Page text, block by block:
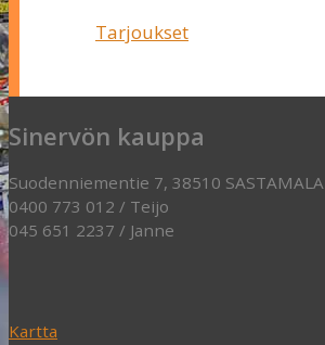
Tarjoukset
Sinervön kauppa
Suodenniementie 7, 38510 SASTAMALA
0400 773 012 / Teijo
045 651 2237 / Janne
Kartta